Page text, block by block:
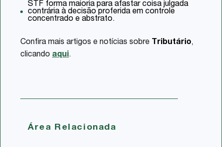
STF forma maioria para afastar coisa julgada
contrária à decisão proferida em controle
concentrado e abstrato.
Confira mais artigos e notícias sobre Tributário,
clicando aqui.
Área Relacionada